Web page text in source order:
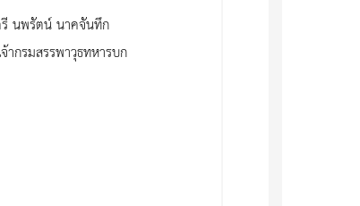
ลตรี นพรัตน์ นาคจันทึก
ทน เจ้ากรมสรรพาวุธทหารบก